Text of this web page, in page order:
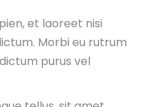
et laoreet nisi
Morbi eu rutrum
purus vel